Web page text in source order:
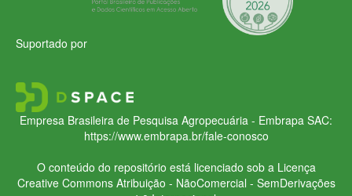
Suportado por
Empresa Brasileira de Pesquisa Agropecuária - Embrapa SAC:
https://www.embrapa.br/fale-conosco
O conteúdo do repositório está licenciado sob a Licença
Creative CommonsAtribuição - NãoComercial - SemDerivações